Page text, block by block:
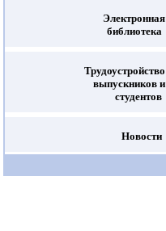
Электронная
библиотека
Трудоустройство
выпускников и
студентов
Новости